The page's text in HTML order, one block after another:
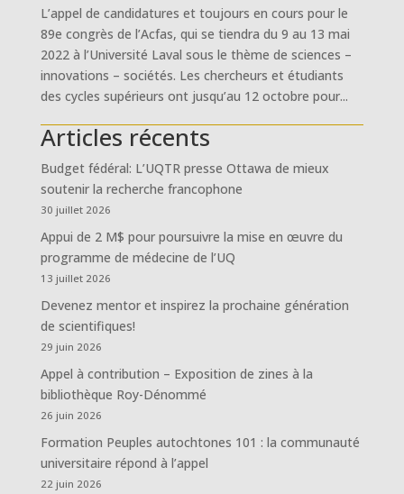
L’appel de candidatures et toujours en cours pour le
89e congrès de l’Acfas, qui se tiendra du 9 au 13 mai
2022 à l’Université Laval sous le thème de sciences –
innovations – sociétés. Les chercheurs et étudiants
des cycles supérieurs ont jusqu’au 12 octobre pour...
Articles récents
Budget fédéral: L’UQTR presse Ottawa de mieux
soutenir la recherche francophone
30 juillet 2026
Appui de 2 M$ pour poursuivre la mise en œuvre du
programme de médecine de l’UQ
13 juillet 2026
Devenez mentor et inspirez la prochaine génération
de scientifiques!
29 juin 2026
Appel à contribution – Exposition de zines à la
bibliothèque Roy-Dénommé
26 juin 2026
Formation Peuples autochtones 101 : la communauté
universitaire répond à l’appel
22 juin 2026